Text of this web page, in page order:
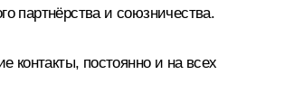
партнёрства и союзничества.
контакты, постоянно и на всех